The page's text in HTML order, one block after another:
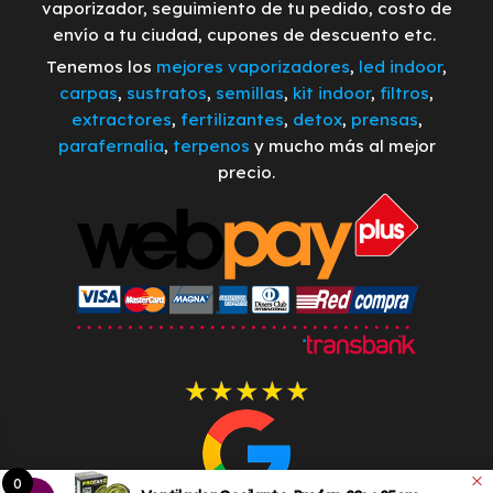
vaporizador, seguimiento de tu pedido, costo de
envío a tu ciudad, cupones de descuento etc.
Tenemos los mejores vaporizadores, led indoor,
carpas, sustratos, semillas, kit indoor, filtros,
extractores, fertilizantes, detox, prensas,
parafernalia, terpenos y mucho más al mejor
precio.
0